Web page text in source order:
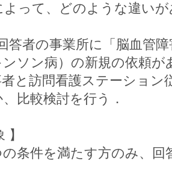
よって、どのような違い
答者の事業所に「脳血管
ソン病）の新規の依頼
と訪問看護ステーション
比較検討を行う．
】
条件を満たす方のみ、回